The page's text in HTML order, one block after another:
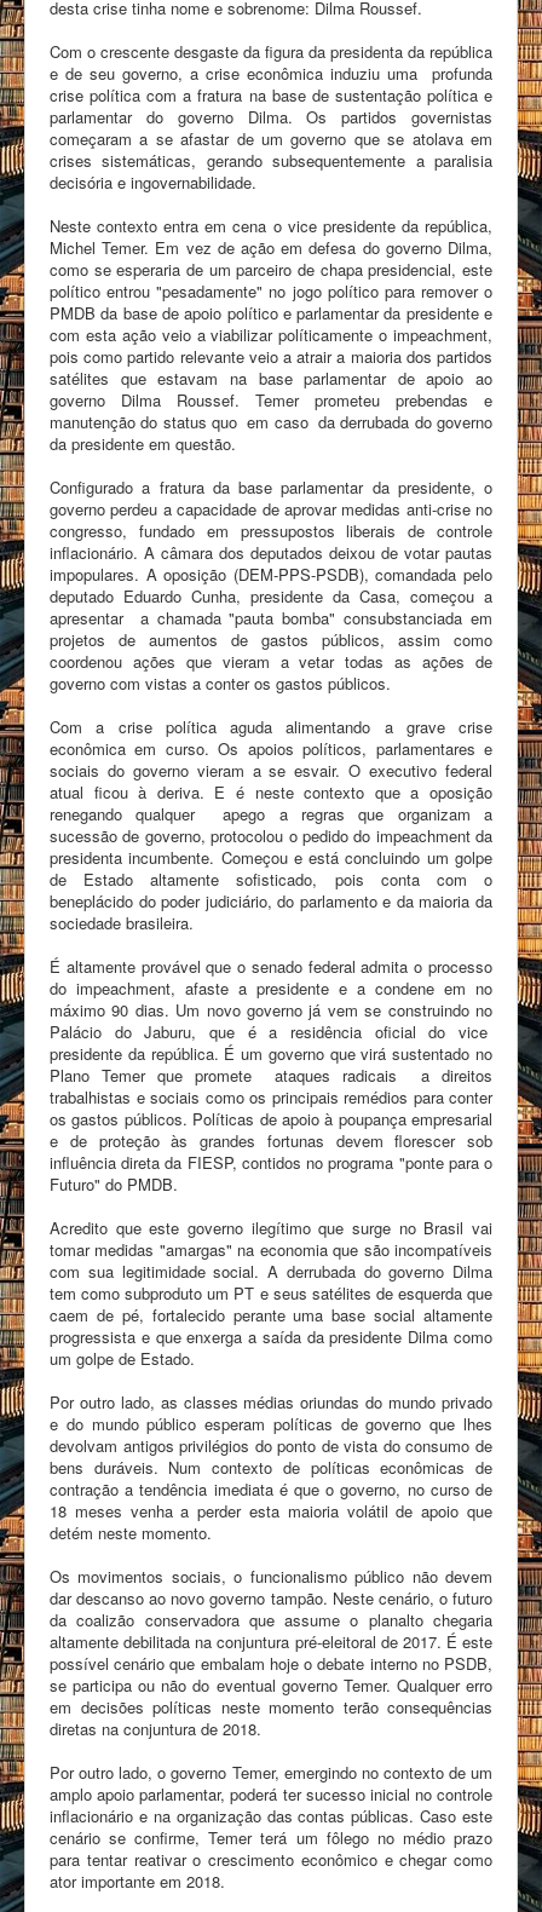
desta crise tinha nome e sobrenome: Dilma Roussef.
Com o crescente desgaste da figura da presidenta da república
e de seu governo, a crise econômica induziu uma profunda
crise política com a fratura na base de sustentação política e
parlamentar do governo Dilma. Os partidos governistas
começaram a se afastar de um governo que se atolava em
crises sistemáticas, gerando subsequentemente a paralisia
decisória e ingovernabilidade.
Neste contexto entra em cena o vice presidente da república,
Michel Temer. Em vez de ação em defesa do governo Dilma,
como se esperaria de um parceiro de chapa presidencial, este
político entrou "pesadamente" no jogo político para remover o
PMDB da base de apoio político e parlamentar da presidente e
com esta ação veio a viabilizar políticamente o impeachment,
pois como partido relevante veio a atrair a maioria dos partidos
satélites que estavam na base parlamentar de apoio ao
governo Dilma Roussef. Temer prometeu prebendas e
manutenção do status quo em caso da derrubada do governo
da presidente em questão.
Configurado a fratura da base parlamentar da presidente, o
governo perdeu a capacidade de aprovar medidas anti-crise no
congresso, fundado em pressupostos liberais de controle
inflacionário. A câmara dos deputados deixou de votar pautas
impopulares. A oposição (DEM-PPS-PSDB), comandada pelo
deputado Eduardo Cunha, presidente da Casa, começou a
apresentar a chamada "pauta bomba" consubstanciada em
projetos de aumentos de gastos públicos, assim como
coordenou ações que vieram a vetar todas as ações de
governo com vistas a conter os gastos públicos.
Com a crise política aguda alimentando a grave crise
econômica em curso. Os apoios políticos, parlamentares e
sociais do governo vieram a se esvair. O executivo federal
atual ficou à deriva. E é neste contexto que a oposição
renegando qualquer apego a regras que organizam a
sucessão de governo, protocolou o pedido do impeachment da
presidenta incumbente. Começou e está concluindo um golpe
de Estado altamente sofisticado, pois conta com o
beneplácido do poder judiciário, do parlamento e da maioria da
sociedade brasileira.
É altamente provável que o senado federal admita o processo
do impeachment, afaste a presidente e a condene em no
máximo 90 dias. Um novo governo já vem se construindo no
Palácio do Jaburu, que é a residência oficial do vice
presidente da república. É um governo que virá sustentado no
Plano Temer que promete ataques radicais a direitos
trabalhistas e sociais como os principais remédios para conter
os gastos públicos. Políticas de apoio à poupança empresarial
e de proteção às grandes fortunas devem florescer sob
influência direta da FIESP, contidos no programa "ponte para o
Futuro" do PMDB.
Acredito que este governo ilegítimo que surge no Brasil vai
tomar medidas "amargas" na economia que são incompatíveis
com sua legitimidade social. A derrubada do governo Dilma
tem como subproduto um PT e seus satélites de esquerda que
caem de pé, fortalecido perante uma base social altamente
progressista e que enxerga a saída da presidente Dilma como
um golpe de Estado.
Por outro lado, as classes médias oriundas do mundo privado
e do mundo público esperam políticas de governo que lhes
devolvam antigos privilégios do ponto de vista do consumo de
bens duráveis. Num contexto de políticas econômicas de
contração a tendência imediata é que o governo, no curso de
18 meses venha a perder esta maioria volátil de apoio que
detém neste momento.
Os movimentos sociais, o funcionalismo público não devem
dar descanso ao novo governo tampão. Neste cenário, o futuro
da coalizão conservadora que assume o planalto chegaria
altamente debilitada na conjuntura pré-eleitoral de 2017. É este
possível cenário que embalam hoje o debate interno no PSDB,
se participa ou não do eventual governo Temer. Qualquer erro
em decisões políticas neste momento terão consequências
diretas na conjuntura de 2018.
Por outro lado, o governo Temer, emergindo no contexto de um
amplo apoio parlamentar, poderá ter sucesso inicial no controle
inflacionário e na organização das contas públicas. Caso este
cenário se confirme, Temer terá um fôlego no médio prazo
para tentar reativar o crescimento econômico e chegar como
ator importante em 2018.